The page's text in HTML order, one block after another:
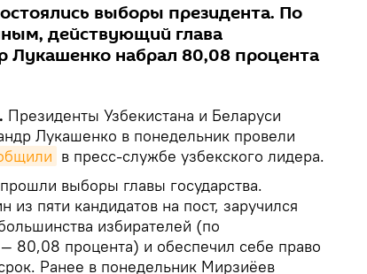
выборы президента. По
действующий глава
Лукашенко набрал 80,08 процента
Президенты Узбекистана и Беларуси
Лукашенко в понедельник провели
в пресс-службе узбекского лидера.
выборы главы государства.
пяти кандидатов на пост, заручился
избирателей (по
80,08 процента) и обеспечил себе право
Ранее в понедельник Мирзиёев